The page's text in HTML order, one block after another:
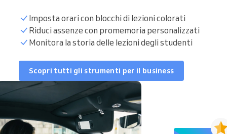
Imposta orari con blocchi di lezioni colorati
Riduci assenze con promemoria personalizzati
Monitora la storia delle lezioni degli studenti
Scopri tutti gli strumenti per il business